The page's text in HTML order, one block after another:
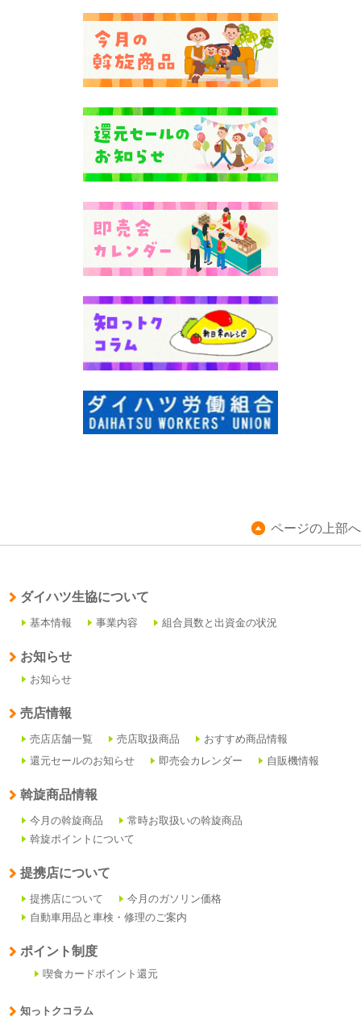
ページの上部へ
ダイハツ生協について
基本情報 事業内容 組合員数と出資金の状況
お知らせ
お知らせ
売店情報
売店店舗一覧 売店取扱商品
おすすめ商品情報
還元セールのお知らせ
即売会カレンダー 自販機情報
斡旋商品情報
今月の斡旋商品
常時お取扱いの斡旋商品
斡旋ポイントについて
提携店について
提携店について
今月のガソリン価格
自動車用品と車検・修理のご案内
ポイント制度
喫食カードポイント還元
知っトクコラム